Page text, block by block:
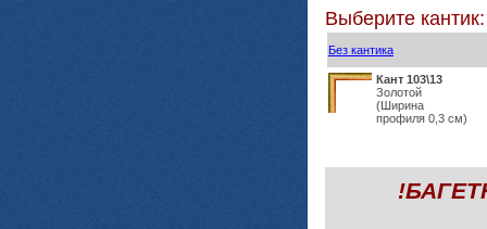
Выберите кантик:
Без кантика
Кант 103\13
Золотой
(Ширина
профиля 0,3 см)